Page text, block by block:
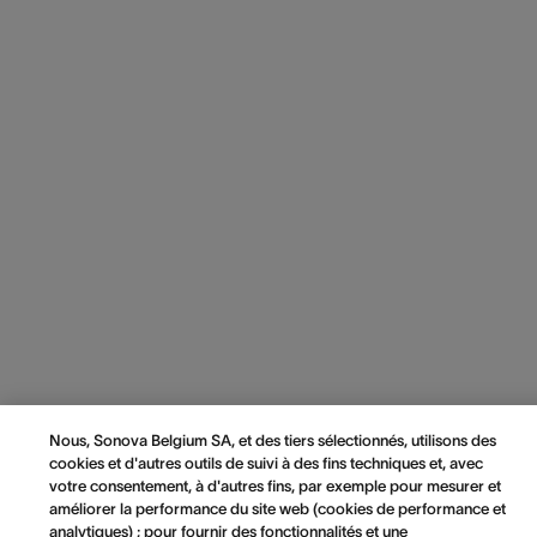
Nous, Sonova Belgium SA, et des tiers sélectionnés, utilisons des
cookies et d'autres outils de suivi à des fins techniques et, avec
votre consentement, à d'autres fins, par exemple pour mesurer et
améliorer la performance du site web (cookies de performance et
analytiques) ; pour fournir des fonctionnalités et une